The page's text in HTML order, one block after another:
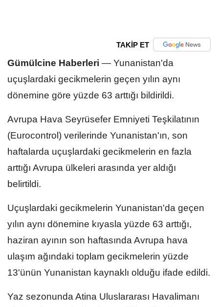
TAKİP ET
Gümülcine Haberleri — Yunanistan'da
uçuşlardaki gecikmelerin geçen yılın aynı
dönemine göre yüzde 63 arttığı bildirildi.
Avrupa Hava Seyrüsefer Emniyeti Teşkilatının
(Eurocontrol) verilerinde Yunanistan'ın, son
haftalarda uçuşlardaki gecikmelerin en fazla
arttığı Avrupa ülkeleri arasında yer aldığı
belirtildi.
Uçuşlardaki gecikmelerin Yunanistan'da geçen
yılın aynı dönemine kıyasla yüzde 63 arttığı,
haziran ayının son haftasında Avrupa hava
ulaşım ağındaki toplam gecikmelerin yüzde
13'ünün Yunanistan kaynaklı olduğu ifade edildi.
Yaz sezonunda Atina Uluslararası Havalimanı